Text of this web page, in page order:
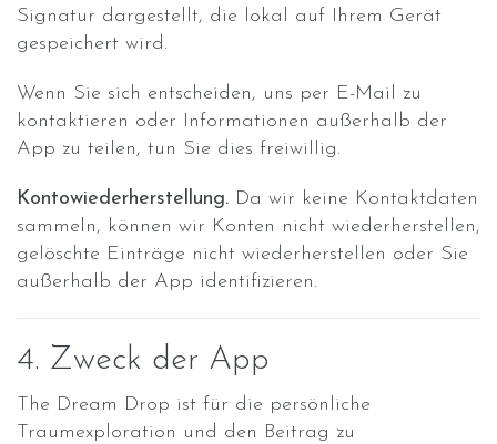
Signatur dargestellt, die lokal auf Ihrem Gerät
gespeichert wird.
Wenn Sie sich entscheiden, uns per E-Mail zu
kontaktieren oder Informationen außerhalb der
App zu teilen, tun Sie dies freiwillig.
Kontowiederherstellung. Da wir keine Kontaktdaten
sammeln, können wir Konten nicht wiederherstellen,
gelöschte Einträge nicht wiederherstellen oder Sie
außerhalb der App identifizieren.
4. Zweck der App
The Dream Drop ist für die persönliche
Traumexploration und den Beitrag zu